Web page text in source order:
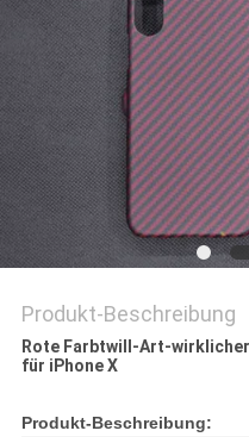
Produkt-Beschreibung
Rote Farbtwill-Art-
für iPhone X
Produkt-Beschreibung: